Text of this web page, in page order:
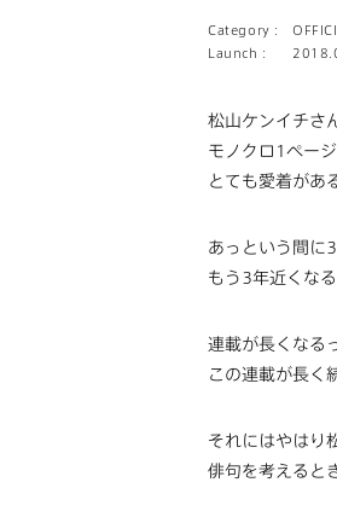
Category :
Launch :
松山ケンイチ
モノクロ1ペー
とても愛着があ
あっという間に
もう3年近くな
連載が長くなる
この連載が長く
それにはやはり
俳句を考えると